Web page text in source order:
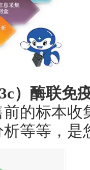
）酶联免
的标本
等等，是